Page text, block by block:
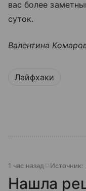
вас более
суток.
Валентина
Лайфхаки
1 час назад Источник:
Нашла